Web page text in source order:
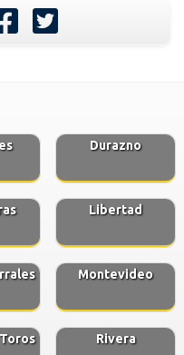
Durazno
Libertad
Montevideo
Rivera